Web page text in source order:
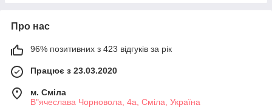
Про нас
96% позитивних з 423 відгуків за рік
Працює з 23.03.2020
м. Сміла
В"ячеслава Чорновола, 4а, Сміла, Україна